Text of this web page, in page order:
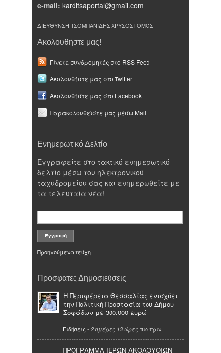
e-mail: karditsaportal@gmail.com
ΔΙΕΥΘΥΝΣΗ ΤΣΟΜΠΑΝΙΔΗΣ ΧΡΥΣΟΣΤΟΜΟΣ
Ακολουθήστε μας!
Γίνετε συνδρομητές στο RSS Feed
Ακολουθήστε μας στο Twitter
Ακολουθήστε μας στο Facebook
Παρακολουθείστε μας μέσω Mail
Ενημερωτικό Δελτίο
Εγγραφείτε στο τακτικό ενημερωτικό
δελτίο μέσω του ηλεκτρονικού
ταχυδρομείου σας και ενημερωθείτε με
τα τελευταία νέα!
Προηγούμενα τεύχη
Πρόσφατες Δημοσιεύσεις
Η Περιφέρεια Θεσσαλίας ενισχύει
την Πολιτική Προστασία του Δήμου
Σοφάδων με 300.000 ευρώ
Ειδήσεις - 2 ημέρες 13 ώρες πιο πριν
ΠΡΟΓΡΑΜΜΑ ΙΕΡΩΝ ΑΚΟΛΟΥΘΙΩΝ